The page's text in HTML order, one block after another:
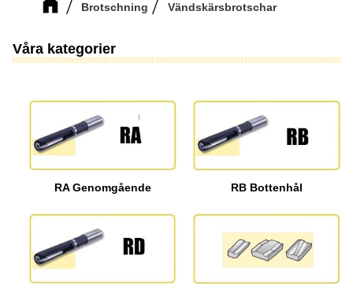
Brotschning Vändskärsbrotschar
Våra kategorier
RA Genomgående RB Bottenhål